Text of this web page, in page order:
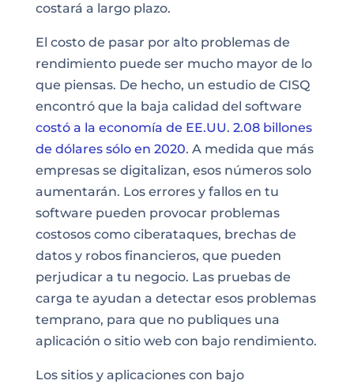
costará a largo plazo.
El costo de pasar por alto problemas de
rendimiento puede ser mucho mayor de lo
que piensas. De hecho, un estudio de CISQ
encontró que la baja calidad del software
costó a la economía de EE.UU. 2.08 billones
de dólares sólo en 2020. A medida que más
empresas se digitalizan, esos números solo
aumentarán. Los errores y fallos en tu
software pueden provocar problemas
costosos como ciberataques, brechas de
datos y robos financieros, que pueden
perjudicar a tu negocio. Las pruebas de
carga te ayudan a detectar esos problemas
temprano, para que no publiques una
aplicación o sitio web con bajo rendimiento.
Los sitios y aplicaciones con bajo